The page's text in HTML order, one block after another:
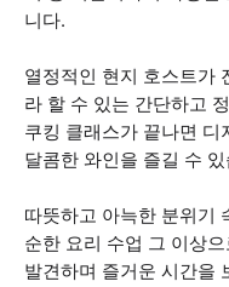
니다.
열정적인 현지 호스트가
라 할 수 있는 간단하고
쿠킹 클래스가 끝나면
달콤한 와인을 즐길 수
따뜻하고 아늑한 분위기
순한 요리 수업 그 이상
발견하며 즐거운 시간을